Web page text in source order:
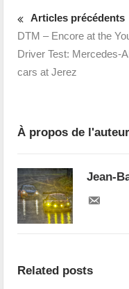
Articles précédents
DTM – Encore at the
Driver Test: Mercedes-
cars at Jerez
À propos de l'auteur
Jean-
Related posts